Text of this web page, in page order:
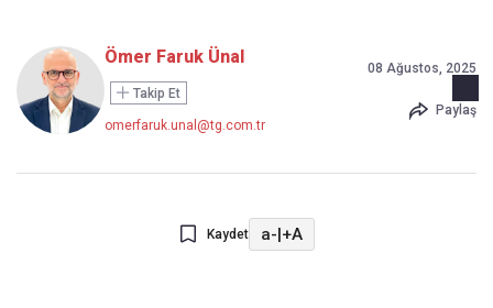
Ömer Faruk Ünal
Takip Et
omerfaruk.unal@tg.com.tr
08 Ağustos, 2025
Paylaş
Kaydet a-|+A